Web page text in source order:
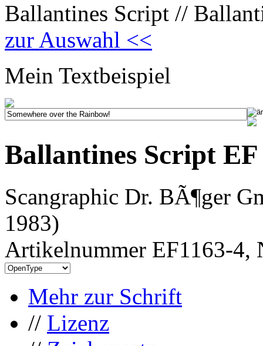
Ballantines Script //
zur Auswahl <<
Mein Textbeispiel
Ballantines Script
Scangraphic Dr. BÃ¶ger
1983)
Artikelnummer EF1163-4,
Mehr zur Schrift
// Lizenz